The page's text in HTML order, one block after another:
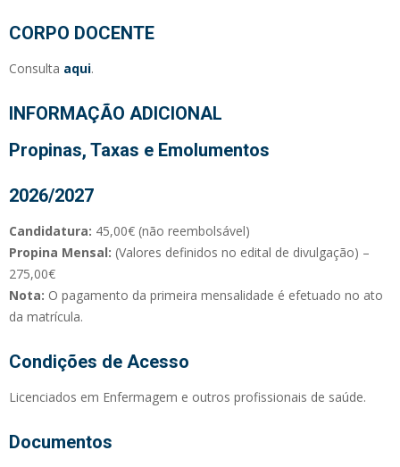
CORPO DOCENTE
Consulta aqui.
INFORMAÇÃO ADICIONAL
Propinas, Taxas e Emolumentos
2026/2027
Candidatura: 45,00€ (não reembolsável)
Propina Mensal: (Valores definidos no edital de divulgação) –
275,00€
Nota: O pagamento da primeira mensalidade é efetuado no ato
da matrícula.
Condições de Acesso
Licenciados em Enfermagem e outros profissionais de saúde.
Documentos